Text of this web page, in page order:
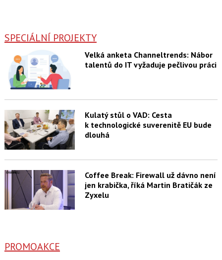
SPECIÁLNÍ PROJEKTY
Velká anketa Channeltrends: Nábor
talentů do IT vyžaduje pečlivou práci
Kulatý stůl o VAD: Cesta
k technologické suverenitě EU bude
dlouhá
Coffee Break: Firewall už dávno není
jen krabička, říká Martin Bratičák ze
Zyxelu
PROMOAKCE